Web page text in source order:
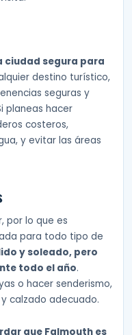
ciudad segura para
destino turístico,
seguras y
planeas hacer
costeros,
y evitar las áreas
por lo que es
para todo tipo de
y soleado, pero
todo el año.
o hacer senderismo,
calzado adecuado.
que Falmouth es